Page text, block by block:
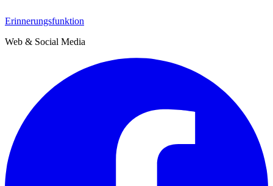
Erinnerungsfunktion
Web & Social Media